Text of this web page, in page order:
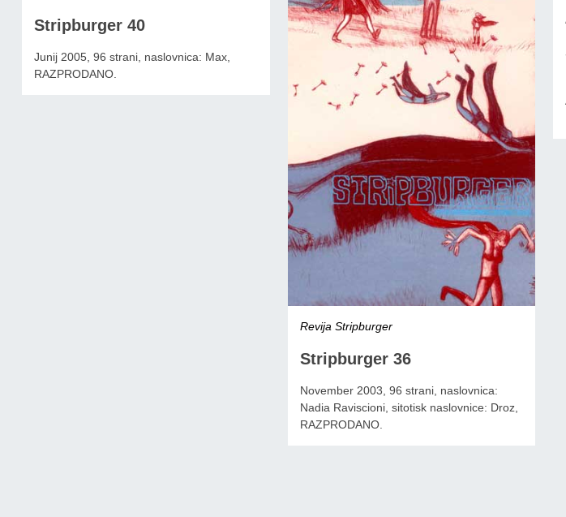
Stripburger 40
Junij 2005, 96 strani, naslovnica: Max,
RAZPRODANO.
Revija Stripburger
Stripburger 36
November 2003, 96 strani, naslovnica:
Nadia Raviscioni, sitotisk naslovnice: Droz,
RAZPRODANO.